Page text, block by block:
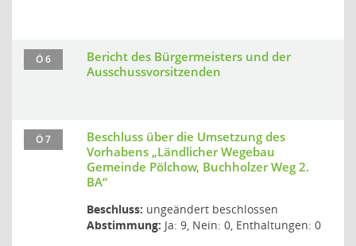
Ö 6
Bericht des Bürgermeisters und der
Ausschussvorsitzenden
Ö 7
Beschluss über die Umsetzung des
Vorhabens „Ländlicher Wegebau
Gemeinde Pölchow, Buchholzer Weg 2.
BA“
Beschluss: ungeändert beschlossen
Abstimmung: Ja: 9, Nein: 0, Enthaltungen: 0